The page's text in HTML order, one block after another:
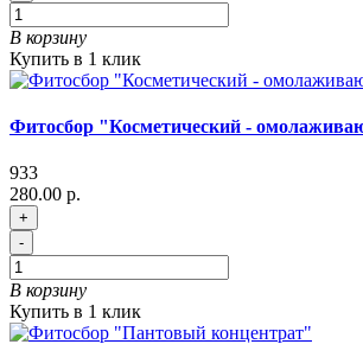
В корзину
Купить в 1 клик
Фитосбор "Косметический -
933
280.00 р.
+
-
В корзину
Купить в 1 клик